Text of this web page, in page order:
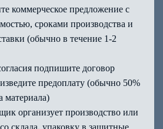
коммерческое предложение с
сроками производства и
(обычно в течение 1-2
подпишите договор
предоплату (обычно 50%
материала)
организует производство или
склада, упаковку в защитные